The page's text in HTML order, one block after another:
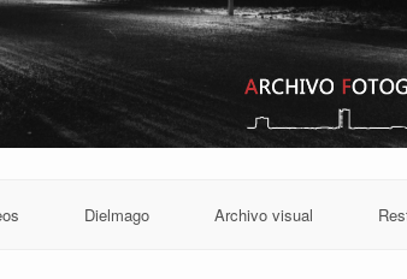
Dielmago Archivo visual